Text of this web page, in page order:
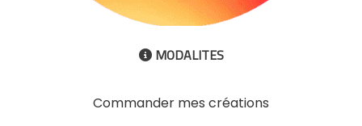
 MODALITES
Commander mes créations